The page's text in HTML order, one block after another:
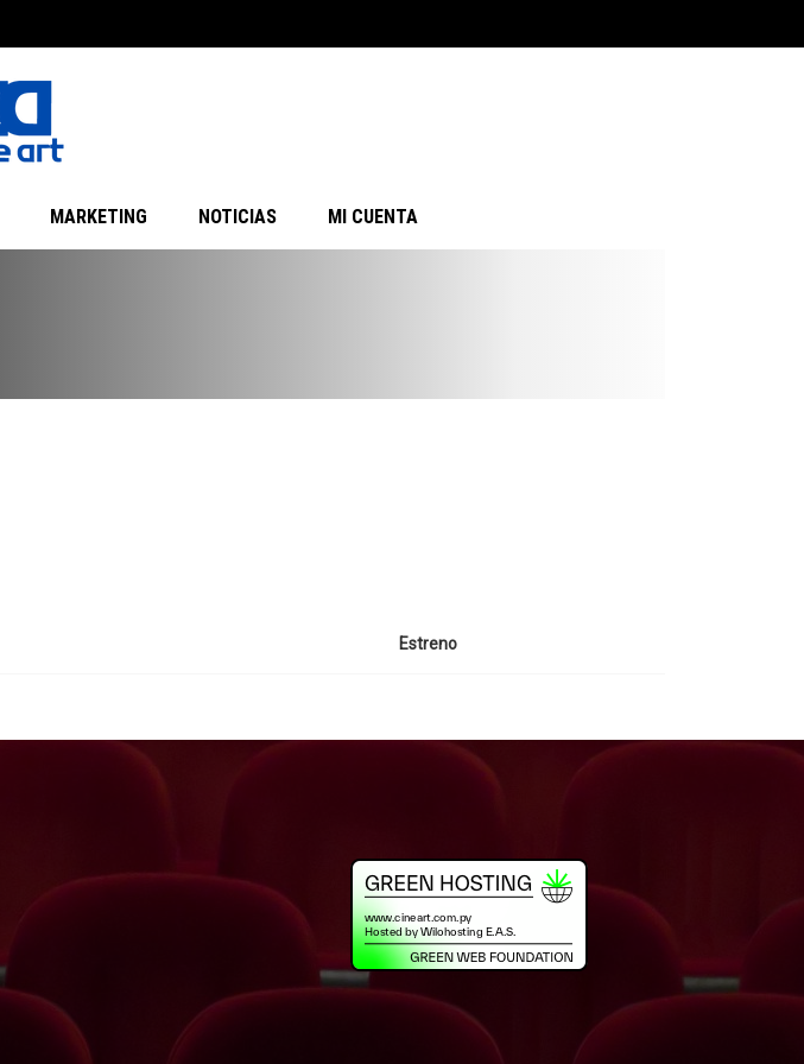
MARKETING NOTICIAS MI CUENTA
Estreno